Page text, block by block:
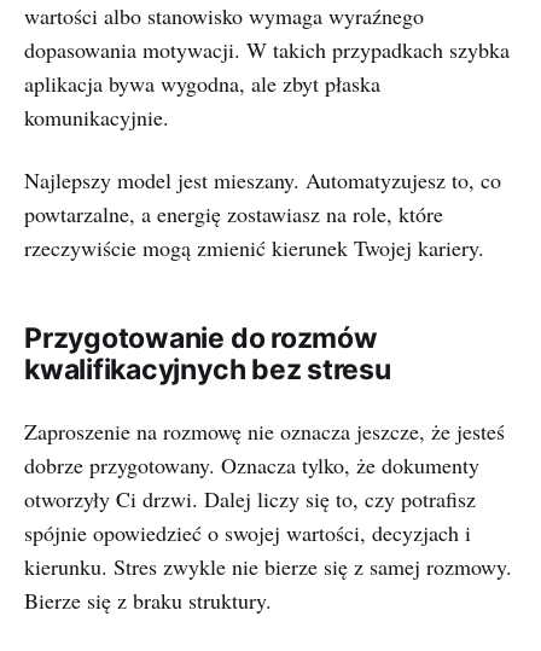
wartości albo stanowisko wymaga wyraźnego
dopasowania motywacji. W takich przypadkach szybka
aplikacja bywa wygodna, ale zbyt płaska
komunikacyjnie.
Najlepszy model jest mieszany. Automatyzujesz to, co
powtarzalne, a energię zostawiasz na role, które
rzeczywiście mogą zmienić kierunek Twojej kariery.
Przygotowanie do rozmów
kwalifikacyjnych bez stresu
Zaproszenie na rozmowę nie oznacza jeszcze, że jesteś
dobrze przygotowany. Oznacza tylko, że dokumenty
otworzyły Ci drzwi. Dalej liczy się to, czy potrafisz
spójnie opowiedzieć o swojej wartości, decyzjach i
kierunku. Stres zwykle nie bierze się z samej rozmowy.
Bierze się z braku struktury.